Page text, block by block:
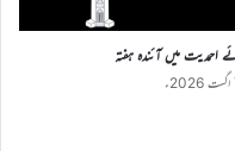
احمدیت میں آئندہ ہفتہ